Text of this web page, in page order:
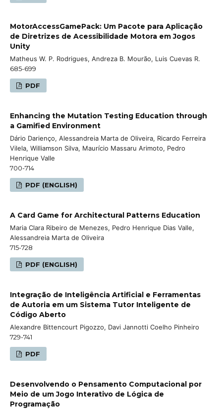
MotorAccessGamePack: Um Pacote para Aplicação
de Diretrizes de Acessibilidade Motora em Jogos
Unity
Matheus W. P. Rodrigues, Andreza B. Mourão, Luis Cuevas R.
685-699
PDF
Enhancing the Mutation Testing Education through
a Gamified Environment
Dário Darienço, Alessandreia Marta de Oliveira, Ricardo Ferreira
Vilela, Williamson Silva, Maurício Massaru Arimoto, Pedro
Henrique Valle
700-714
PDF (ENGLISH)
A Card Game for Architectural Patterns Education
Maria Clara Ribeiro de Menezes, Pedro Henrique Dias Valle,
Alessandreia Marta de Oliveira
715-728
PDF (ENGLISH)
Integração de Inteligência Artificial e Ferramentas
de Autoria em um Sistema Tutor Inteligente de
Código Aberto
Alexandre Bittencourt Pigozzo, Davi Jannotti Coelho Pinheiro
729-741
PDF
Desenvolvendo o Pensamento Computacional por
Meio de um Jogo Interativo de Lógica de
Programação